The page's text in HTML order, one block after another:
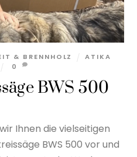
BWS 500
& BRENNHOLZ
ATIKA
0
Ihnen die vielseitigen
BWS 500 vor und